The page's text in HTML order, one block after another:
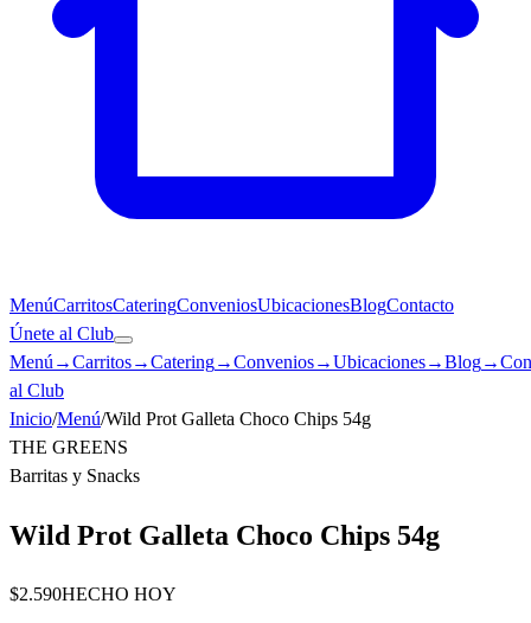
MenúCarritosCateringConveniosUbicacionesBlogContacto
Únete al Club
Menú →Carritos→Catering→Convenios→Ubicaciones→Blog→
al Club
Inicio/Menú/Wild Prot Galleta Choco Chips 54g
THE GREENS
Barritas y Snacks
Wild Prot Galleta Choco Chips 54g
$2.590HECHO HOY